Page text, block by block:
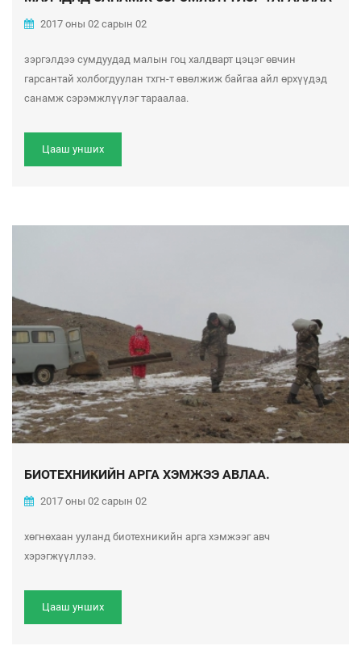
2017 оны 02 сарын 02
зэргэлдээ сумдуудад малын гоц халдварт цэцэг өвчин
гарсантай холбогдуулан тхгн-т өвөлжиж байгаа айл өрхүүдэд
санамж сэрэмжлүүлэг тараалаа.
Цааш унших
БИОТЕХНИКИЙН АРГА ХЭМЖЭЭ АВЛАА.
2017 оны 02 сарын 02
хөгнөхаан ууланд биотехникийн арга хэмжээг авч
хэрэгжүүллээ.
Цааш унших